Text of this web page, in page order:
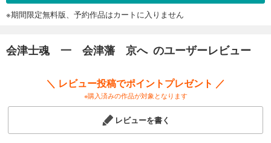
会津士魂 十二 白虎隊の悲歌
あらすじを表示する
会津士魂 十三 鶴ヶ城落つ
円 (税込)
※期間限定無料版、予約作品はカートに入りません
会津士魂 一 会津藩 京へ のユーザーレビュー
＼ レビュー投稿でポイントプレゼント ／
※購入済みの作品が対象となります
レビューを書く